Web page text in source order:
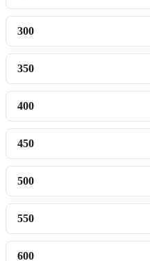
300
350
400
450
500
550
600